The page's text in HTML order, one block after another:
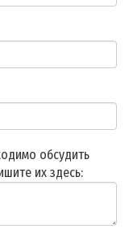
обсудить
их здесь: